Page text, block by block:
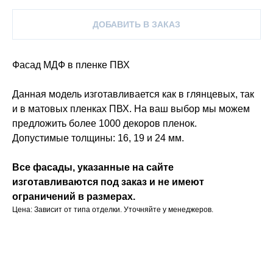
ДОБАВИТЬ В ЗАКАЗ
Фасад МДФ в пленке ПВХ
Данная модель изготавливается как в глянцевых, так
и в матовых пленках ПВХ. На ваш выбор мы можем
предложить более 1000 декоров пленок.
Допустимые толщины: 16, 19 и 24 мм.
Все фасады, указанные на сайте
изготавливаются под заказ и не имеют
ограничений в размерах.
Цена: Зависит от типа отделки. Уточняйте у менеджеров.